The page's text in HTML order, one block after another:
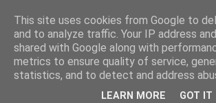
This site uses cookies from Google to
and to analyze traffic. Your IP address
shared with Google along with
metrics to ensure quality of service,
statistics, and to detect and address
LEARN MORE GOT IT